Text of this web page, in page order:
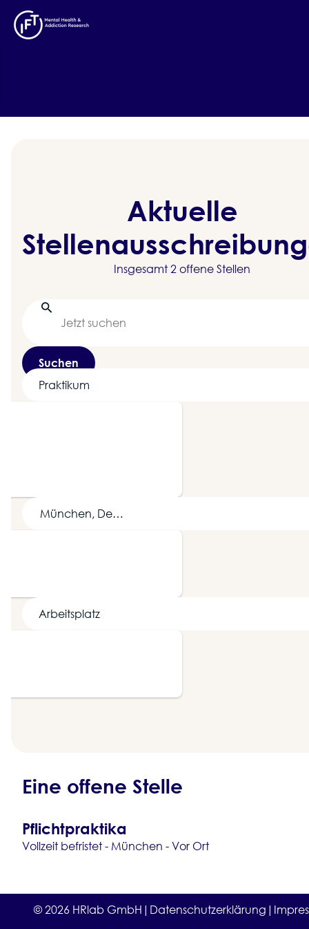
Aktuelle
Insgesamt 2 offene Stellen
Suchen
Praktikum
München, Deutschland
Arbeitsplatz
Eine offene Stelle
Pflichtpraktika
Vollzeit befristet - München - Vor Ort
© 2026 HRlab GmbH | Datenschutzerklärung |